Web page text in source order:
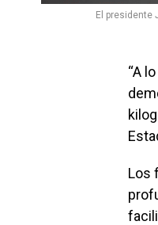
El presidente
“A
Los